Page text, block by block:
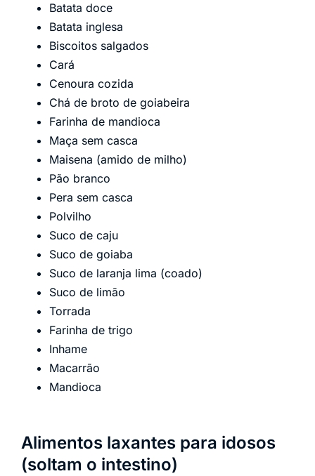
Batata doce
Batata inglesa
Biscoitos salgados
Cará
Cenoura cozida
Chá de broto de goiabeira
Farinha de mandioca
Maça sem casca
Maisena (amido de milho)
Pão branco
Pera sem casca
Polvilho
Suco de caju
Suco de goiaba
Suco de laranja lima (coado)
Suco de limão
Torrada
Farinha de trigo
Inhame
Macarrão
Mandioca
Alimentos laxantes para idosos
(soltam o intestino)